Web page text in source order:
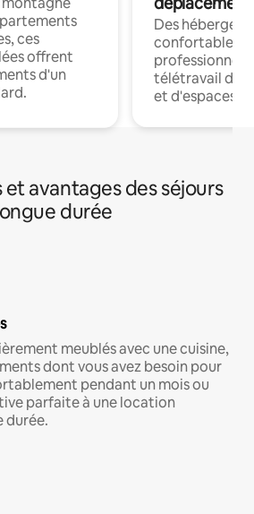
ces
offrent
d'un
Des
confortables
professionnels
télétravail
et d'espaces
avantages des séjours
durée
meublés avec une cuisine,
dont vous avez besoin pour
pendant un mois ou
parfaite à une location
durée.